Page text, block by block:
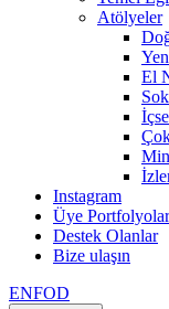
Atölyeler
El
Instagram
Üye
Destek Olanlar
Bize ulaşın
ENFOD